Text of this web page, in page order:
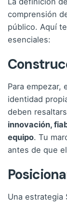
comprensión
público. Aquí
esenciales:
Para empezar,
identidad
deben
innovación,
equipo. Tu
antes de que
Una estrategia